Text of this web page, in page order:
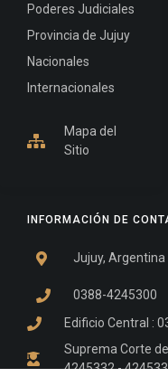
INFORMACIÓN DE
Jujuy, Argentina
0388-4245300
Edificio Central :
Suprema Corte
4245332 -
Poderes Judiciales
Provincia de Jujuy
Nacionales
Internacionales
Mapa del
Sitio